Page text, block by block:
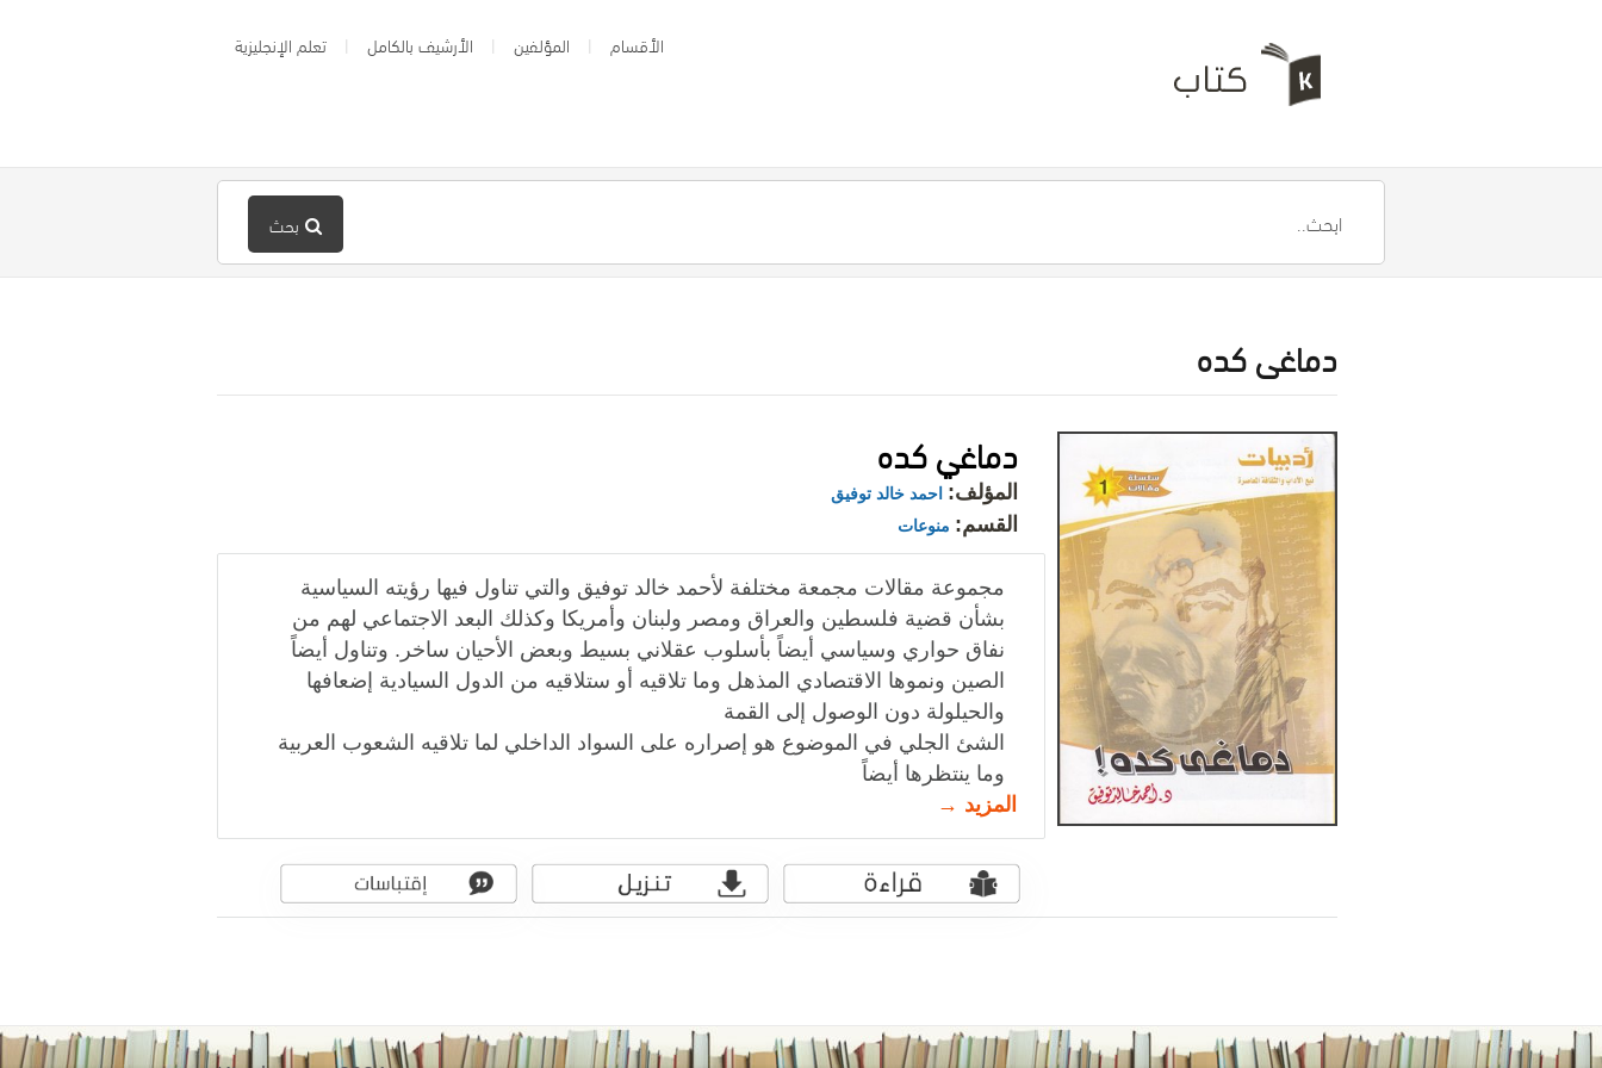
الأقسام المؤلفين الأرشيف بالكامل تعلم الإنجليزية
بحث
دماغى كده
دماغي كده
المؤلف: احمد خالد توفيق
القسم: منوعات
مجموعة مقالات مجمعة مختلفة لأحمد خالد توفيق والتي تناول فيها رؤيته السياسية
بشأن قضية فلسطين والعراق ومصر ولبنان وأمريكا وكذلك البعد الاجتماعي لهم من
نفاق حواري وسياسي أيضاً بأسلوب عقلاني بسيط وبعض الأحيان ساخر. وتناول أيضاً
الصين ونموها الاقتصادي المذهل وما تلاقيه أو ستلاقيه من الدول السيادية إضعافها
والحيلولة دون الوصول إلى القمة
الشئ الجلي في الموضوع هو إصراره على السواد الداخلي لما تلاقيه الشعوب العربية
وما ينتظرها أيضاً
المزيد →